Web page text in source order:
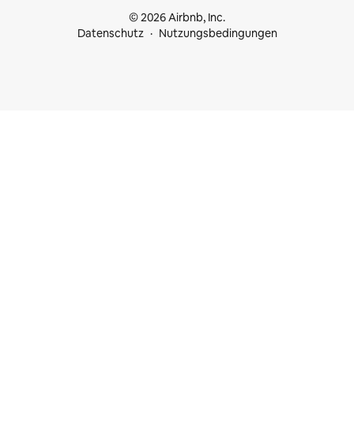
© 2026 Airbnb, Inc.
Datenschutz
Nutzungsbedingungen